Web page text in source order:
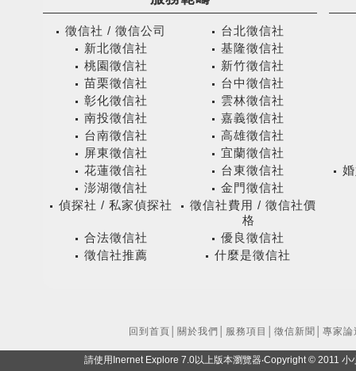
徵信社 / 徵信公司
台北徵信社
新北徵信社
基隆徵信社
桃園徵信社
新竹徵信社
苗栗徵信社
台中徵信社
彰化徵信社
雲林徵信社
南投徵信社
嘉義徵信社
台南徵信社
高雄徵信社
屏東徵信社
宜蘭徵信社
花蓮徵信社
台東徵信社
澎湖徵信社
金門徵信社
偵探社 / 私家偵探社
徵信社費用 / 徵信社價
格
合法徵信社
優良徵信社
徵信社推薦
什麼是徵信社
回到首頁 關於我們 服務項目 徵信新聞 專家論
請使用Inernet Explore 7.0以上版本瀏覽器‧Copyright © 2011